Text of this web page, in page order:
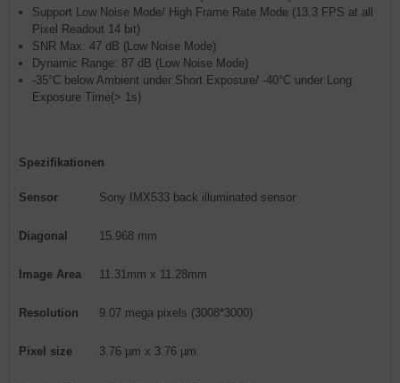
Support Low Noise Mode/ High Frame Rate Mode (13.3 FPS at all
Pixel Readout 14 bit)
SNR Max: 47 dB (Low Noise Mode)
Dynamic Range: 87 dB (Low Noise Mode)
-35°C below Ambient under Short Exposure/ -40°C under Long
Exposure Time(> 1s)
Spezifikationen
Sensor Sony IMX533 back illuminated sensor
Diagonal 15.968 mm
Image Area 11.31mm x 11.28mm
Resolution 9.07 mega pixels (3008*3000)
Pixel size 3.76 µm x 3.76 µm